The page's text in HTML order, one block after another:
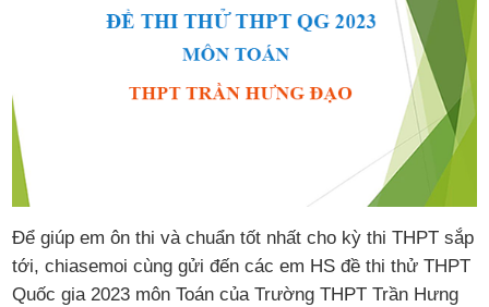
Để giúp em ôn thi và chuẩn tốt nhất cho kỳ thi THPT sắp
tới, chiasemoi cùng gửi đến các em HS đề thi thử THPT
Quốc gia 2023 môn Toán của Trường THPT Trần Hưng